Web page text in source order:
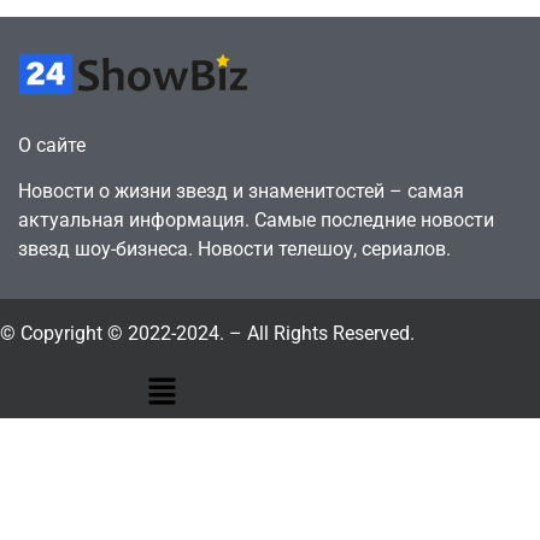
О сайте
Новости о жизни звезд и знаменитостей – самая
актуальная информация. Самые последние новости
звезд шоу-бизнеса. Новости телешоу, сериалов.
© Copyright © 2022-2024. – All Rights Reserved.